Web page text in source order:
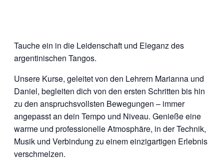
Tauche ein in die Leidenschaft und Eleganz des
argentinischen Tangos.
Unsere Kurse, geleitet von den Lehrern Marianna und
Daniel, begleiten dich von den ersten Schritten bis hin
zu den anspruchsvollsten Bewegungen – immer
angepasst an dein Tempo und Niveau. Genieße eine
warme und professionelle Atmosphäre, in der Technik,
Musik und Verbindung zu einem einzigartigen Erlebnis
verschmelzen.